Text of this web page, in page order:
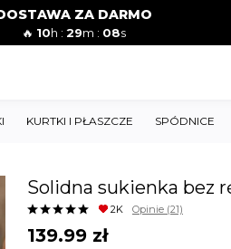
ZA DARMO
🔥 10h : 29m : 07s
KURTKI I PŁASZCZE SPÓDNICE
Solidna sukienka bez
2K Opinie (21)
139.99 zł